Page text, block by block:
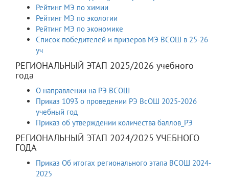
Рейтинг МЭ по химии
Рейтинг МЭ по экологии
Рейтинг МЭ по экономике
Список победителей и призеров МЭ ВСОШ в 25-26
уч
РЕГИОНАЛЬНЫЙ ЭТАП 2025/2026 учебного
года
О направлении на РЭ ВСОШ
Приказ 1093 о проведении РЭ ВсОШ 2025-2026
учебный год
Приказ об утверждении количества баллов_РЭ
РЕГИОНАЛЬНЫЙ ЭТАП 2024/2025 УЧЕБНОГО
ГОДА
Приказ Об итогах регионального этапа ВСОШ 2024-
2025